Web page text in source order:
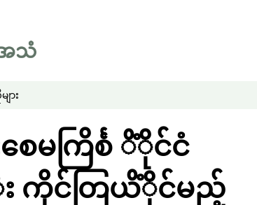
ား
ေမကြိင်္စ ိံိုင်ငံ
ကိုင်တြယိံိုင်မည့်